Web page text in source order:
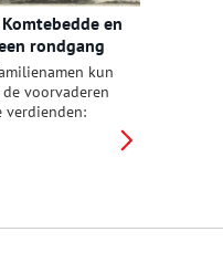
en
rondgang
kun
voorvaderen
verdienden: